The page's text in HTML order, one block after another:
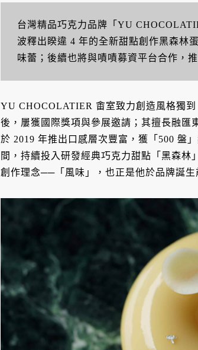
台灣精品巧克力品牌「YU
波釋出睽違 4 年的全新甜點創作黑森林
味蕾；後續也將與嘖嘖募資平台合作，
YU CHOCOLATIER 畬室致力創造風格獨
後，屢獲國際獎項與參展邀請；其擅長融匯
於 2019 年推出口感層次豐富，獲「500 盤
間，持續投入研發經典巧克力甜點「黑森林
創作理念──「風味」，也正是他於品牌誕生